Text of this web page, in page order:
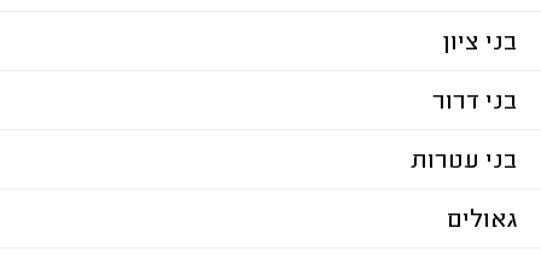
בני ציון
בני דרור
בני עטרות
גאולים